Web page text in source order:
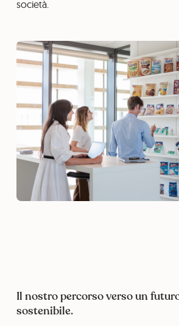
società.
Il nostro percorso verso un
sostenibile.